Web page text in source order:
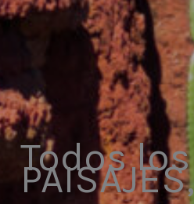
Todos los
PAISAJES,